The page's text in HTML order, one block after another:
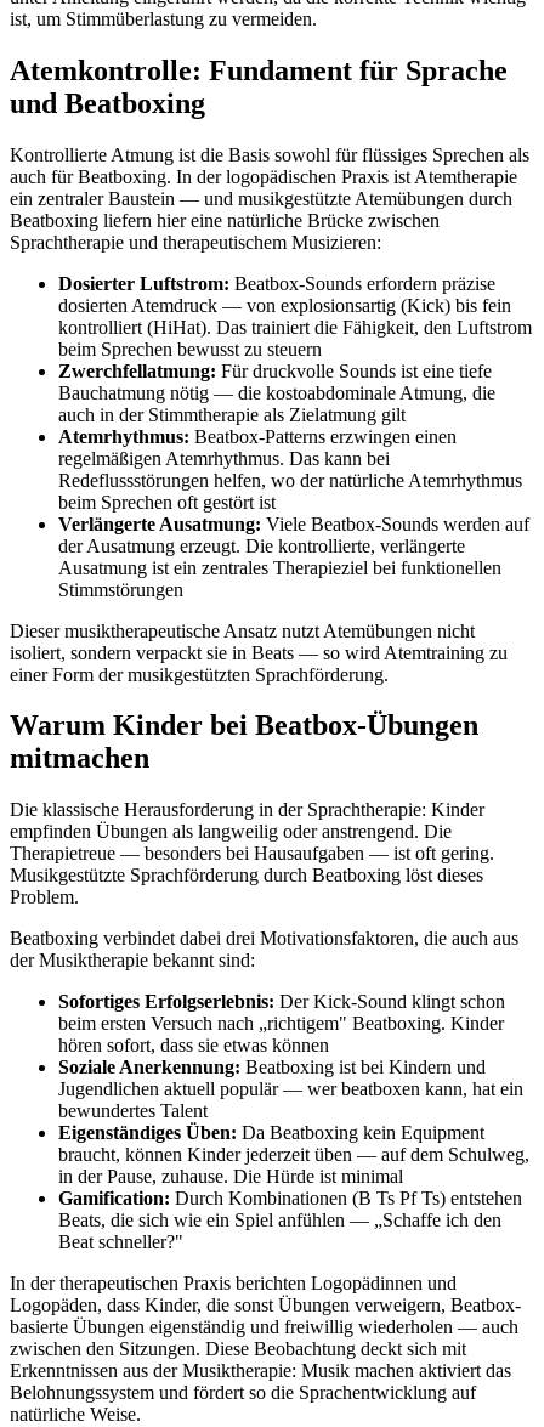
ist, um Stimmüberlastung zu vermeiden.
Atemkontrolle: Fundament für Sprache
und Beatboxing
Kontrollierte Atmung ist die Basis sowohl für flüssiges Sprechen als
auch für Beatboxing. In der logopädischen Praxis ist Atemtherapie
ein zentraler Baustein — und musikgestützte Atemübungen durch
Beatboxing liefern hier eine natürliche Brücke zwischen
Sprachtherapie und therapeutischem Musizieren:
Dosierter Luftstrom: Beatbox-Sounds erfordern präzise
dosierten Atemdruck — von explosionsartig (Kick) bis fein
kontrolliert (HiHat). Das trainiert die Fähigkeit, den Luftstrom
beim Sprechen bewusst zu steuern
Zwerchfellatmung: Für druckvolle Sounds ist eine tiefe
Bauchatmung nötig — die kostoabdominale Atmung, die
auch in der Stimmtherapie als Zielatmung gilt
Atemrhythmus: Beatbox-Patterns erzwingen einen
regelmäßigen Atemrhythmus. Das kann bei
Redeflussstörungen helfen, wo der natürliche Atemrhythmus
beim Sprechen oft gestört ist
Verlängerte Ausatmung: Viele Beatbox-Sounds werden auf
der Ausatmung erzeugt. Die kontrollierte, verlängerte
Ausatmung ist ein zentrales Therapieziel bei funktionellen
Stimmstörungen
Dieser musiktherapeutische Ansatz nutzt Atemübungen nicht
isoliert, sondern verpackt sie in Beats — so wird Atemtraining zu
einer Form der musikgestützten Sprachförderung.
Warum Kinder bei Beatbox-Übungen
mitmachen
Die klassische Herausforderung in der Sprachtherapie: Kinder
empfinden Übungen als langweilig oder anstrengend. Die
Therapietreue — besonders bei Hausaufgaben — ist oft gering.
Musikgestützte Sprachförderung durch Beatboxing löst dieses
Problem.
Beatboxing verbindet dabei drei Motivationsfaktoren, die auch aus
der Musiktherapie bekannt sind:
Sofortiges Erfolgserlebnis: Der Kick-Sound klingt schon
beim ersten Versuch nach „richtigem" Beatboxing. Kinder
hören sofort, dass sie etwas können
Soziale Anerkennung: Beatboxing ist bei Kindern und
Jugendlichen aktuell populär — wer beatboxen kann, hat ein
bewundertes Talent
Eigenständiges Üben: Da Beatboxing kein Equipment
braucht, können Kinder jederzeit üben — auf dem Schulweg,
in der Pause, zuhause. Die Hürde ist minimal
Gamification: Durch Kombinationen (B Ts Pf Ts) entstehen
Beats, die sich wie ein Spiel anfühlen — „Schaffe ich den
Beat schneller?"
In der therapeutischen Praxis berichten Logopädinnen und
Logopäden, dass Kinder, die sonst Übungen verweigern, Beatbox-
basierte Übungen eigenständig und freiwillig wiederholen — auch
zwischen den Sitzungen. Diese Beobachtung deckt sich mit
Erkenntnissen aus der Musiktherapie: Musik machen aktiviert das
Belohnungssystem und fördert so die Sprachentwicklung auf
natürliche Weise.